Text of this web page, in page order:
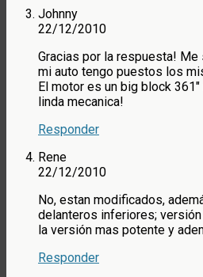
Johnny
22/12/2010
Gracias por la respuesta! Me
mi auto tengo puestos los
El motor es un big block
linda mecanica!
Responder
Rene
22/12/2010
No, estan modificados,
delanteros inferiores;
la versión mas potente y
Responder